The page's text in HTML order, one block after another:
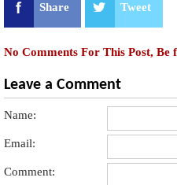
Share Tweet
No Comments For This Post,
Leave a Comment
Name:
Email:
Comment: